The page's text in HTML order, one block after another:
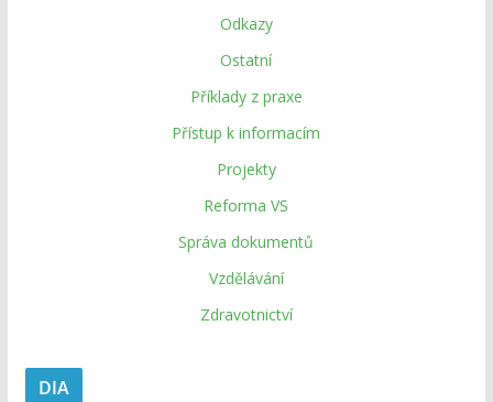
Odkazy
Ostatní
Příklady z praxe
Přístup k informacím
Projekty
Reforma VS
Správa dokumentů
Vzdělávání
Zdravotnictví
DIA